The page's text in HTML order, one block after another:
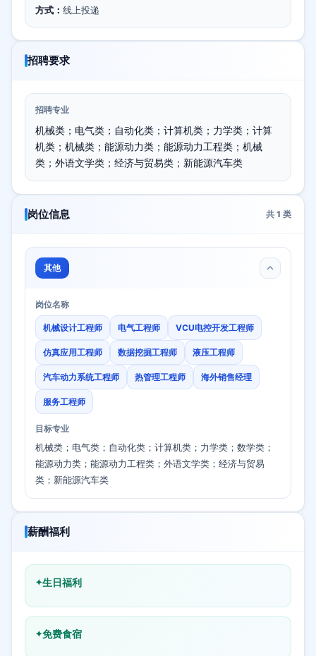
方式： 线上投递
招聘要求
招聘专业
机械类；电气类；自动化类；计算机类；力学类；计算
机类；机械类；能源动力类；能源动力工程类；机械
类；外语文学类；经济与贸易类；新能源汽车类
岗位信息 共 1 类
其他
岗位名称
机械设计工程师 电气工程师 VCU电控开发工程师
仿真应用工程师 数据挖掘工程师 液压工程师
汽车动力系统工程师 热管理工程师 海外销售经理
服务工程师
目标专业
机械类；电气类；自动化类；计算机类；力学类；数学类；
能源动力类；能源动力工程类；外语文学类；经济与贸易
类；新能源汽车类
薪酬福利
生日福利
免费食宿